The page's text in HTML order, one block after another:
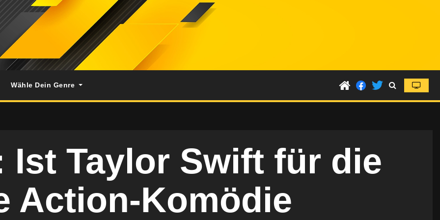
Wähle Dein Genre
Ist Taylor Swift für die
Action-Komödie